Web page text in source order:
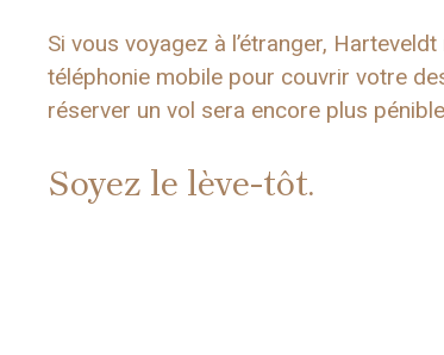
Si vous voyagez à l’étranger,
téléphonie mobile pour couvrir votre
réserver un vol sera encore plus
Soyez le lève-tôt.